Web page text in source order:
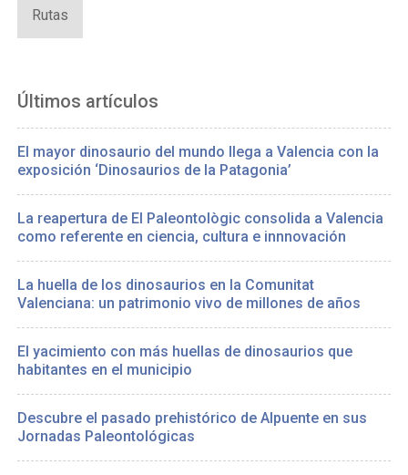
Rutas
Últimos artículos
El mayor dinosaurio del mundo llega a Valencia con la
exposición ‘Dinosaurios de la Patagonia’
La reapertura de El Paleontològic consolida a Valencia
como referente en ciencia, cultura e innnovación
La huella de los dinosaurios en la Comunitat
Valenciana: un patrimonio vivo de millones de años
El yacimiento con más huellas de dinosaurios que
habitantes en el municipio
Descubre el pasado prehistórico de Alpuente en sus
Jornadas Paleontológicas